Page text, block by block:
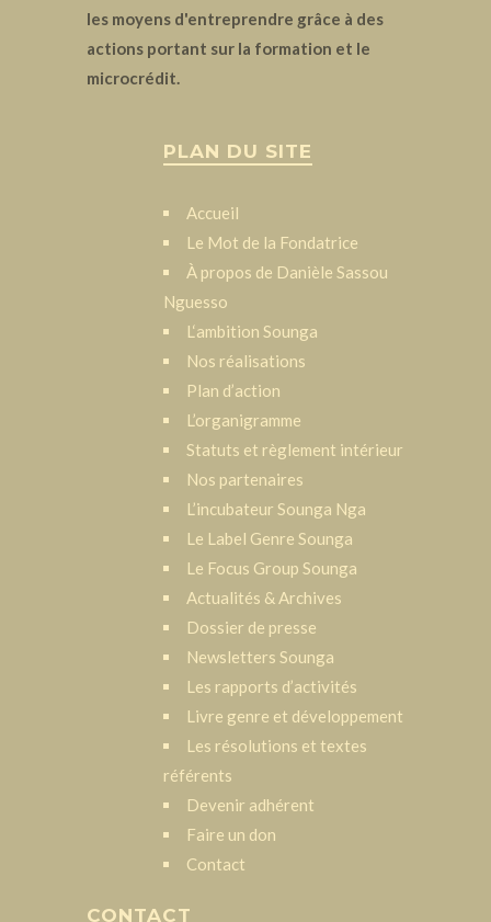
les moyens d'entreprendre grâce à des
actions portant sur la formation et le
microcrédit.
PLAN DU SITE
Accueil
Le Mot de la Fondatrice
À propos de Danièle Sassou
Nguesso
L‘ambition Sounga
Nos réalisations
Plan d’action
L’organigramme
Statuts et règlement intérieur
Nos partenaires
L’incubateur Sounga Nga
Le Label Genre Sounga
Le Focus Group Sounga
Actualités & Archives
Dossier de presse
Newsletters Sounga
Les rapports d’activités
Livre genre et développement
Les résolutions et textes
référents
Devenir adhérent
Faire un don
Contact
CONTACT